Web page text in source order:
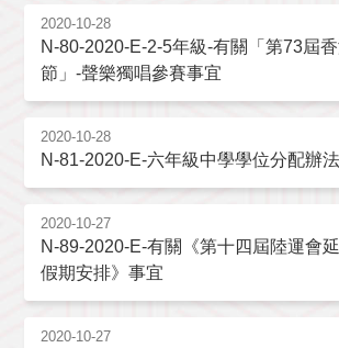
2020-10-28
N-80-2020-E-2-5年級-有關「第73屆
節」-聲樂獨唱參賽事宜
2020-10-28
N-81-2020-E-六年級中學學位分配辦
2020-10-27
N-89-2020-E-有關《第十四屆陸運會
假期安排》事宜
2020-10-27